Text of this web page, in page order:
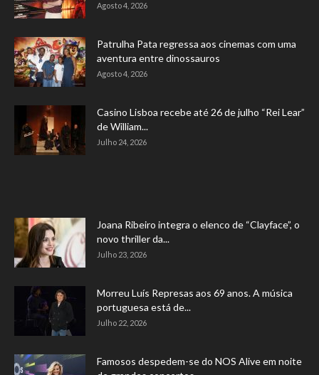
Agosto 4, 2026
Patrulha Pata regressa aos cinemas com uma
aventura entre dinossauros
Agosto 4, 2026
Casino Lisboa recebe até 26 de julho “Rei Lear”
de William...
Julho 24, 2026
Joana Ribeiro integra o elenco de “Clayface”, o
novo thriller da...
Julho 23, 2026
Morreu Luís Represas aos 69 anos. A música
portuguesa está de...
Julho 22, 2026
Famosos despedem-se do NOS Alive em noite